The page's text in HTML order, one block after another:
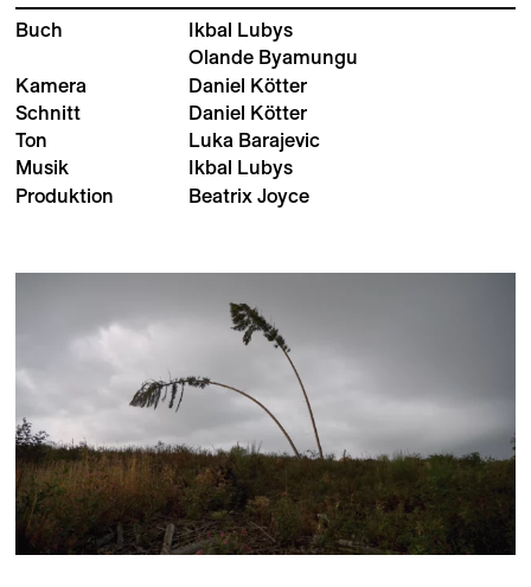
Buch
Ikbal Lubys
Olande Byamungu
Kamera
Daniel Kötter
Schnitt
Daniel Kötter
Ton
Luka Barajevic
Musik
Ikbal Lubys
Produktion
Beatrix Joyce